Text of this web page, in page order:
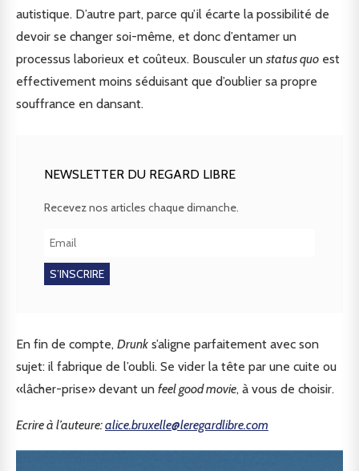
autistique. D’autre part, parce qu’il écarte la possibilité de
devoir se changer soi-même, et donc d’entamer un
processus laborieux et coûteux. Bousculer un status quo est
effectivement moins séduisant que d’oublier sa propre
souffrance en dansant.
NEWSLETTER DU REGARD LIBRE
Recevez nos articles chaque dimanche.
En fin de compte, Drunk s’aligne parfaitement avec son
sujet: il fabrique de l’oubli. Se vider la tête par une cuite ou
«lâcher-prise» devant un feel good movie, à vous de choisir.
Ecrire à l’auteure:alice.bruxelle@leregardlibre.com